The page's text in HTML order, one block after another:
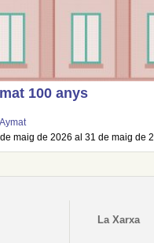
100 anys
de maig de 2026 al 31 de maig de
La Xarxa